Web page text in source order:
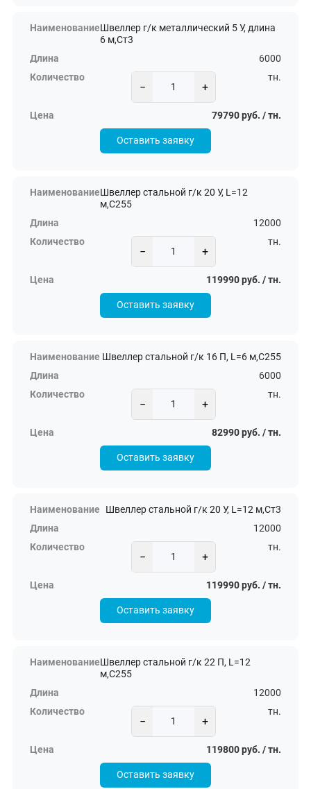
Швеллер г/к металлический 5 У, длина
6 м,Ст3
6000
− +
тн.
79790 руб. / тн.
Оставить заявку
Швеллер стальной г/к 20 У, L=12
м,С255
12000
− +
тн.
119990 руб. / тн.
Оставить заявку
Швеллер стальной г/к 16 П, L=6 м,С255
6000
− +
тн.
82990 руб. / тн.
Оставить заявку
Швеллер стальной г/к 20 У, L=12 м,Ст3
12000
− +
тн.
119990 руб. / тн.
Оставить заявку
Швеллер стальной г/к 22 П, L=12
м,С255
12000
− +
тн.
119800 руб. / тн.
Оставить заявку